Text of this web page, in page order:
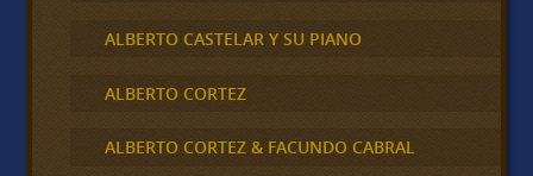
ALBERTO CASTELAR Y SU PIANO
ALBERTO CORTEZ
ALBERTO CORTEZ & FACUNDO CABRAL